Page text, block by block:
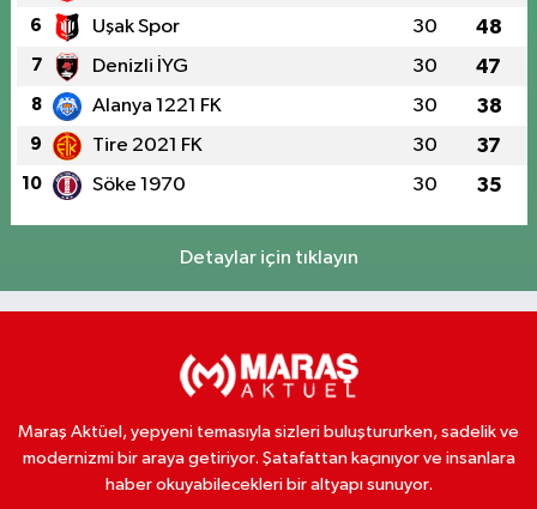
6 Uşak Spor 30 48
7 Denizli İYG 30 47
8 Alanya 1221 FK 30 38
9 Tire 2021 FK 30 37
10 Söke 1970 30 35
Detaylar için tıklayın
Maraş Aktüel, yepyeni temasıyla sizleri buluştururken, sadelik ve
modernizmi bir araya getiriyor. Şatafattan kaçınıyor ve insanlara
haber okuyabilecekleri bir altyapı sunuyor.